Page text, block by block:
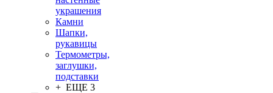
украшения
Камни
Шапки,
рукавицы
Термометры,
заглушки,
подставки
+ ЕЩЕ 3